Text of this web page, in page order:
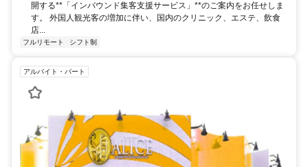
開する**「インバウンド集客支援サービス」**のご案内をお任せしま
す。 外国人観光客の増加に伴い、国内のクリニック、エステ、飲食
店...
フルリモート シフト制
アルバイト・パート